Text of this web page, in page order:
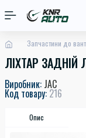
Запчастини до
ЛІХТАР ЗАДНІЙ
Виробник: JAC
Код товару: 216
Опис